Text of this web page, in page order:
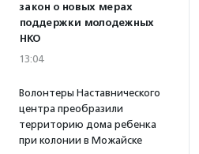
закон о новых мерах
поддержки молодежных
НКО
13:04
Волонтеры Наставнического
центра преобразили
территорию дома ребенка
при колонии в Можайске